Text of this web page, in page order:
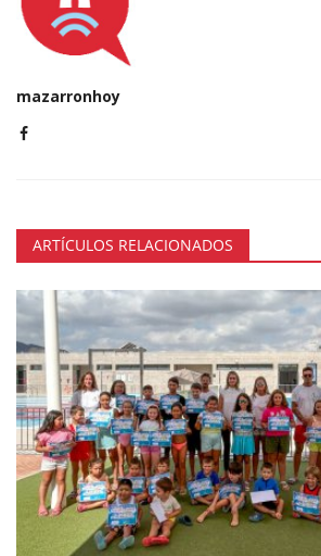
mazarronhoy
ARTÍCULOS RELACIONADOS